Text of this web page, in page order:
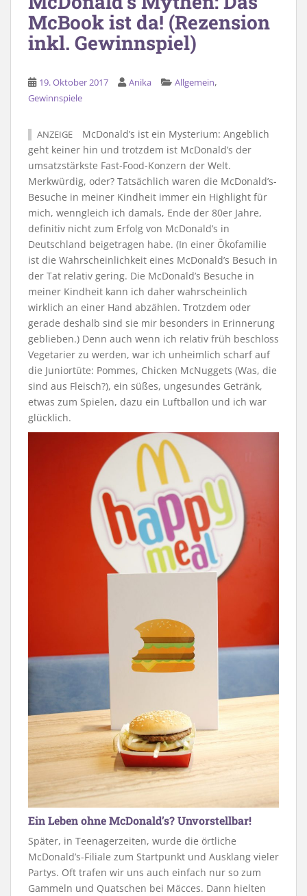
McBook ist da! (Rezension
inkl. Gewinnspiel)
19. Oktober 2017 Anika Allgemein,
Gewinnspiele
ANZEIGE
McDonald’s ist ein Mysterium: Angeblich
geht keiner hin und trotzdem ist McDonald’s der
umsatzstärkste Fast-Food-Konzern der Welt.
Merkwürdig, oder? Tatsächlich waren die McDonald’s-
Besuche in meiner Kindheit immer ein Highlight für
mich, wenngleich ich damals, Ende der 80er Jahre,
definitiv nicht zum Erfolg von McDonald’s in
Deutschland beigetragen habe. (In einer Ökofamilie
ist die Wahrscheinlichkeit eines McDonald’s Besuch in
der Tat relativ gering. Die McDonald’s Besuche in
meiner Kindheit kann ich daher wahrscheinlich
wirklich an einer Hand abzählen. Trotzdem oder
gerade deshalb sind sie mir besonders in Erinnerung
geblieben.) Denn auch wenn ich relativ früh beschloss
Vegetarier zu werden, war ich unheimlich scharf auf
die Juniortüte: Pommes, Chicken McNuggets (Was, die
sind aus Fleisch?), ein süßes, ungesundes Getränk,
etwas zum Spielen, dazu ein Luftballon und ich war
glücklich.
Ein Leben ohne McDonald’s? Unvorstellbar!
Später, in Teenagerzeiten, wurde die örtliche
McDonald’s-Filiale zum Startpunkt und Ausklang vieler
Partys. Oft trafen wir uns auch einfach nur so zum
Gammeln und Quatschen bei Mäcces. Dann hielten